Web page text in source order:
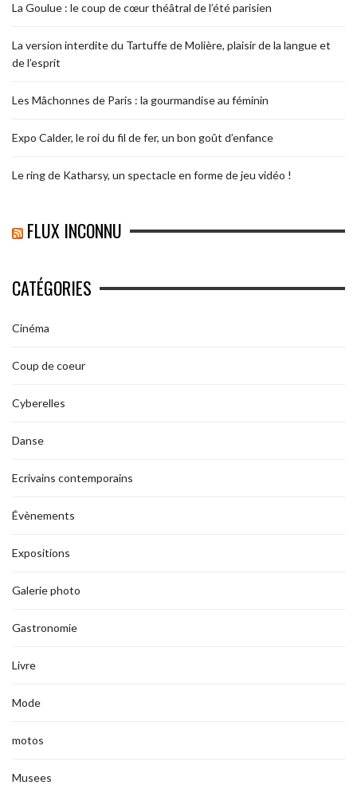
La Goulue : le coup de cœur théâtral de l’été parisien
La version interdite du Tartuffe de Molière, plaisir de la langue et
de l’esprit
Les Mâchonnes de Paris : la gourmandise au féminin
Expo Calder, le roi du fil de fer, un bon goût d’enfance
Le ring de Katharsy, un spectacle en forme de jeu vidéo !
FLUX INCONNU
CATÉGORIES
Cinéma
Coup de coeur
Cyberelles
Danse
Ecrivains contemporains
Évènements
Expositions
Galerie photo
Gastronomie
Livre
Mode
motos
Musees